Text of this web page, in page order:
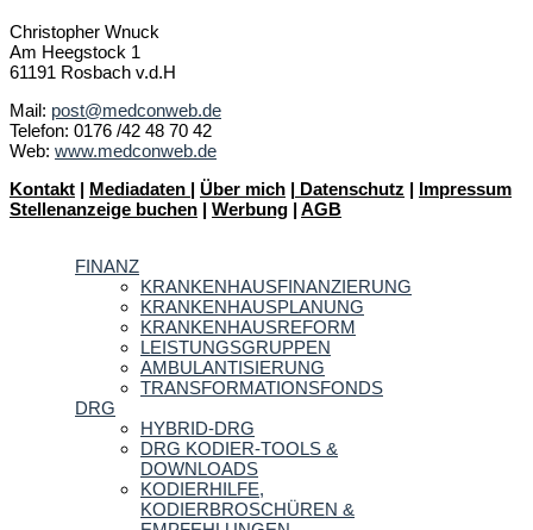
Christopher Wnuck
Am Heegstock 1
61191 Rosbach v.d.H
Mail: post@medconweb.de
Telefon: 0176 /42 48 70 42
Web: www.medconweb.de
Kontakt | Mediadaten | Über mich | Datenschutz | Impressum
Stellenanzeige buchen | Werbung | AGB
FINANZ
KRANKENHAUSFINANZIERUNG
KRANKENHAUSPLANUNG
KRANKENHAUSREFORM
LEISTUNGSGRUPPEN
AMBULANTISIERUNG
TRANSFORMATIONSFONDS
DRG
HYBRID-DRG
DRG KODIER-TOOLS &
DOWNLOADS
KODIERHILFE,
KODIERBROSCHÜREN &